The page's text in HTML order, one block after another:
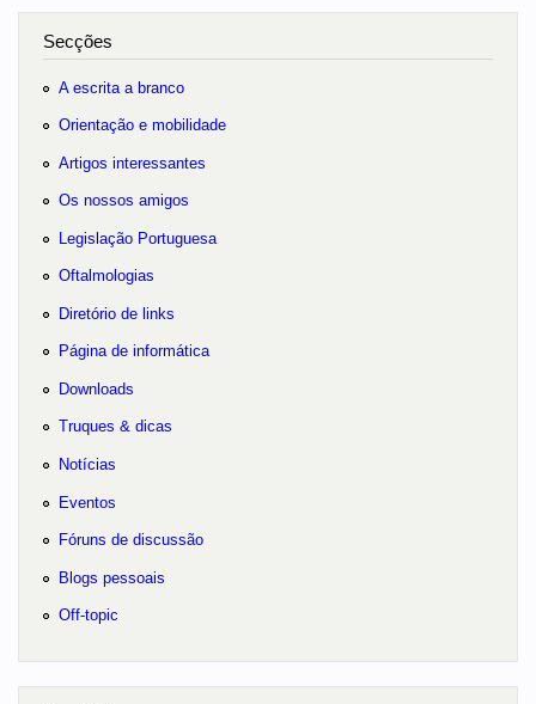
Secções
A escrita a branco
Orientação e mobilidade
Artigos interessantes
Os nossos amigos
Legislação Portuguesa
Oftalmologias
Diretório de links
Página de informática
Downloads
Truques & dicas
Notícias
Eventos
Fóruns de discussão
Blogs pessoais
Off-topic